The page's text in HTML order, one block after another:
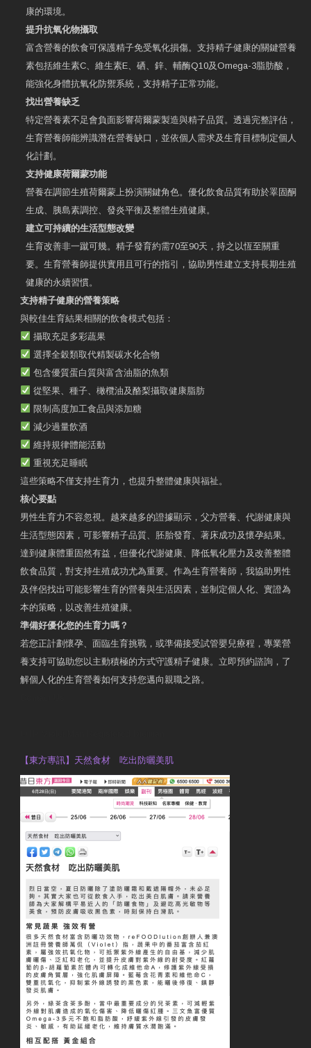
康的環境。
提升抗氧化物攝取
富含營養的飲食可保護精子免受氧化損傷。支持精子健康的關鍵營養
素包括維生素C、維生素E、硒、鋅、輔酶Q10及Omega-3脂肪酸，
能強化身體抗氧化防禦系統，支持精子正常功能。
找出營養缺乏
特定營養素不足會負面影響荷爾蒙製造與精子品質。透過完整評估，
生育營養師能辨識潛在營養缺口，並依個人需求及生育目標制定個人
化計劃。
支持健康荷爾蒙功能
營養在調節生殖荷爾蒙上扮演關鍵角色。優化飲食品質有助於睪固酮
生成、胰島素調控、發炎平衡及整體生殖健康。
建立可持續的生活型態改變
生育改善非一蹴可幾。精子發育約需70至90天，持之以恆至關重
要。生育營養師提供實用且可行的指引，協助男性建立支持長期生殖
健康的永續習慣。
支持精子健康的營養策略
與較佳生育結果相關的飲食模式包括：
攝取充足多彩蔬果
選擇全穀類取代精製碳水化合物
包含優質蛋白質與富含油脂的魚類
從堅果、種子、橄欖油及酪梨攝取健康脂肪
限制高度加工食品與添加糖
減少過量飲酒
維持規律體能活動
重視充足睡眠
這些策略不僅支持生育力，也提升整體健康與福祉。
核心要點
男性生育力不容忽視。越來越多的證據顯示，父方營養、代謝健康與
生活型態因素，可影響精子品質、胚胎發育、著床成功及懷孕結果。
達到健康體重固然有益，但優化代謝健康、降低氧化壓力及改善整體
飲食品質，對支持生殖成功尤為重要。作為生育營養師，我協助男性
及伴侶找出可能影響生育的營養與生活因素，並制定個人化、實證為
本的策略，以改善生殖健康。
準備好優化您的生育力嗎？
若您正計劃懷孕、面臨生育挑戰，或準備接受試管嬰兒療程，專業營
養支持可協助您以主動積極的方式守護精子健康。立即預約諮詢，了
解個人化的生育營養如何支持您邁向親職之路。
【東方專訊】天然食材 吃出防曬美肌